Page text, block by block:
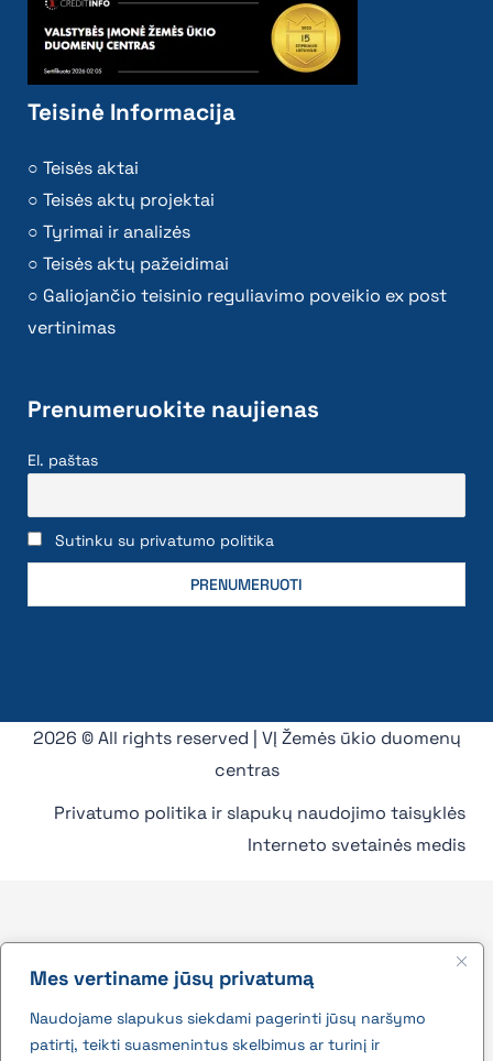
Mes vertiname jūsų privatumą
Naudojame slapukus siekdami pagerinti jūsų naršymo
patirtį, teikti suasmenintus skelbimus ar turinį ir
Teisinė Informacija
Teisės aktai
Teisės aktų projektai
Tyrimai ir analizės
Teisės aktų pažeidimai
Galiojančio teisinio reguliavimo poveikio ex post
vertinimas
Prenumeruokite naujienas
El. paštas
Sutinku su privatumo politika
2026 © All rights reserved | VĮ Žemės ūkio duomenų
centras
Privatumo politika ir slapukų naudojimo taisyklės
Interneto svetainės medis